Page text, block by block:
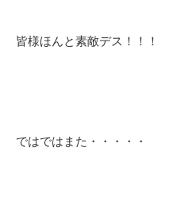
皆様ほんと素敵デス！！！
ではではまた・・・・・